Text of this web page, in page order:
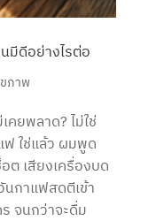
มีดีอย่างไรต่อ
ภาพ
คยพลาด? ไม่ใช่
ฟ ใช่แล้ว ผมพูด
ต เสียงเครื่องบด
นกาแฟสดตีเข้า
จนกว่าจะดื่ม